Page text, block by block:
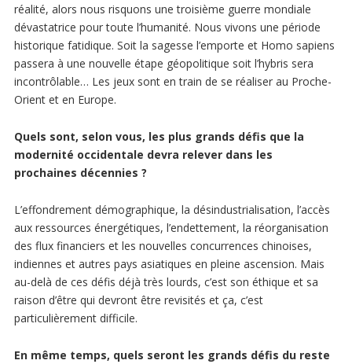
réalité, alors nous risquons une troisième guerre mondiale
dévastatrice pour toute l’humanité. Nous vivons une période
historique fatidique. Soit la sagesse l’emporte et Homo sapiens
passera à une nouvelle étape géopolitique soit l’hybris sera
incontrôlable… Les jeux sont en train de se réaliser au Proche-
Orient et en Europe.
Quels sont, selon vous, les plus grands défis que la
modernité occidentale devra relever dans les
prochaines décennies ?
L’effondrement démographique, la désindustrialisation, l’accès
aux ressources énergétiques, l’endettement, la réorganisation
des flux financiers et les nouvelles concurrences chinoises,
indiennes et autres pays asiatiques en pleine ascension. Mais
au-delà de ces défis déjà très lourds, c’est son éthique et sa
raison d’être qui devront être revisités et ça, c’est
particulièrement difficile.
En même temps, quels seront les grands défis du reste